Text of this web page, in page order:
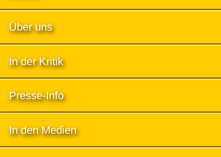
Über uns
In der Kritik
Presse-Info
In den Medien